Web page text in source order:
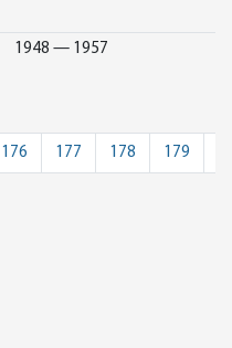
1948 — 1957
176 177 178 179